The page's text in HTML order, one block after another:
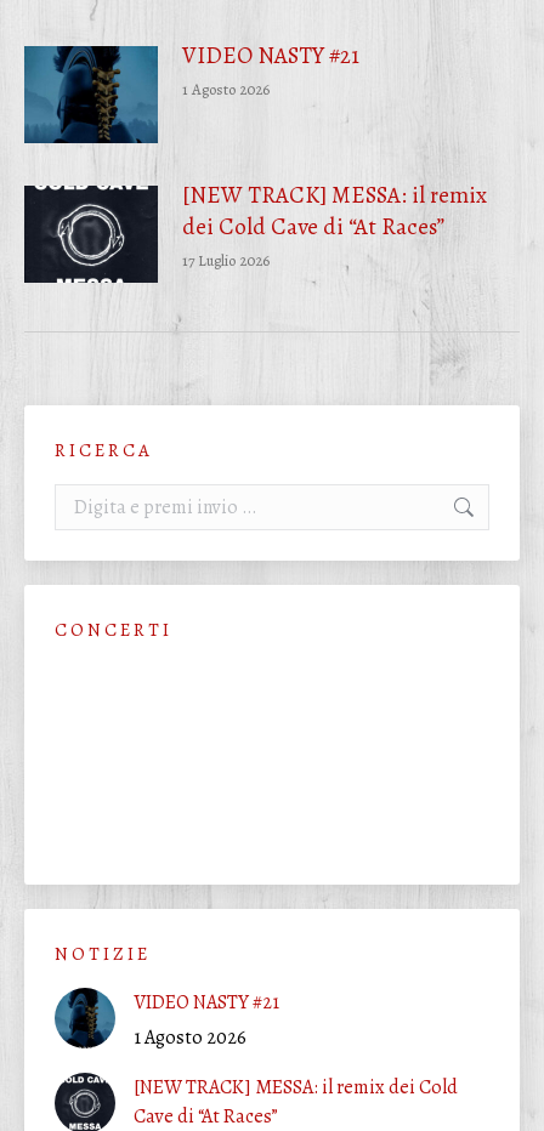
VIDEO NASTY #21
1 Agosto 2026
[NEW TRACK] MESSA: il remix
dei Cold Cave di “At Races”
17 Luglio 2026
R I C E R C A
Cerca:
C O N C E R T I
N O T I Z I E
VIDEO NASTY #21
1 Agosto 2026
[NEW TRACK] MESSA: il remix dei Cold
Cave di “At Races”